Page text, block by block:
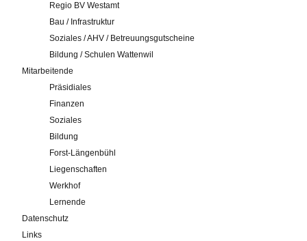
Regio BV Westamt
Bau / Infrastruktur
Soziales / AHV / Betreuungsgutscheine
Bildung / Schulen Wattenwil
Mitarbeitende
Präsidiales
Finanzen
Soziales
Bildung
Forst-Längenbühl
Liegenschaften
Werkhof
Lernende
Datenschutz
Links